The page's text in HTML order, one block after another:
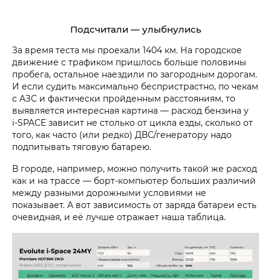
Подсчитали — улыбнулись
За время теста мы проехали 1404 км. На городское
движение с трафиком пришлось больше половины
пробега, остальное наездили по загородным дорогам.
И если судить максимально беспристрастно, по чекам
с АЗС и фактически пройденным расстояниям, то
выявляется интересная картина — расход бензина у
i‑SPACE зависит не столько от цикла езды, сколько от
того, как часто (или редко) ДВС/генератору надо
подпитывать тяговую батарею.
В городе, например, можно получить такой же расход
как и на трассе — борт-компьютер больших различий
между разными дорожными условиями не
показывает. А вот зависимость от заряда батареи есть
очевидная, и её лучше отражает наша таблица.